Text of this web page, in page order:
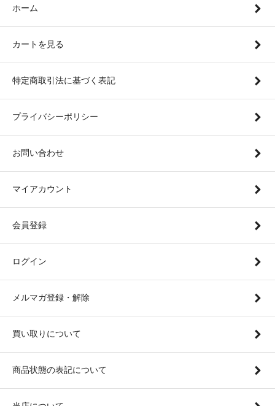
ホーム
カートを見る
特定商取引法に基づく表記
プライバシーポリシー
お問い合わせ
マイアカウント
会員登録
ログイン
メルマガ登録・解除
買い取りについて
商品状態の表記について